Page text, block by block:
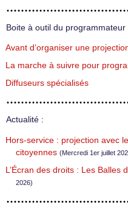
Boite à outil du programmateur
Avant d’organiser une
La marche à suivre pour
Diffuseurs spécialisés
Actualité :
Hors-service : projection avec
citoyennes (Mercredi 1er juillet
L’Écran des droits : Les Balles
2026)